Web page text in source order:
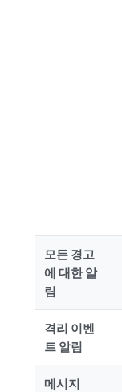
모든 경고
에 대한 알
림
격리 이벤
트 알림
메시지